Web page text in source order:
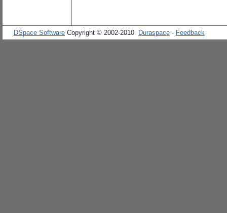
DSpace Software Copyright © 2002-2010 Duraspace - Feedback